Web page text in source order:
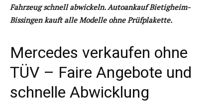
Fahrzeug schnell abwickeln. Autoankauf Bietigheim-
Bissingen kauft alle Modelle ohne Prüfplakette.
Mercedes verkaufen ohne
TÜV – Faire Angebote und
schnelle Abwicklung